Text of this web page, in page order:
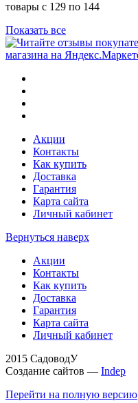
товары с 129 по 144
Показать все
Акции
Контакты
Как купить
Доставка
Гарантия
Карта сайта
Личный кабинет
Вернуться наверх
Акции
Контакты
Как купить
Доставка
Гарантия
Карта сайта
Личный кабинет
2015 СадоводУ
Создание сайтов — Indep
Перейти на полную версию